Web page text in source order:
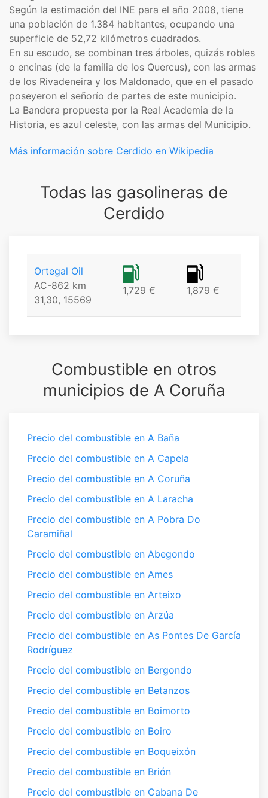
Según la estimación del INE para el año 2008, tiene
una población de 1.384 habitantes, ocupando una
superficie de 52,72 kilómetros cuadrados.
En su escudo, se combinan tres árboles, quizás robles
o encinas (de la familia de los Quercus), con las armas
de los Rivadeneira y los Maldonado, que en el pasado
poseyeron el señorío de partes de este municipio.
La Bandera propuesta por la Real Academia de la
Historia, es azul celeste, con las armas del Municipio.
Más información sobre Cerdido en Wikipedia
Todas las gasolineras de
Cerdido
Ortegal Oil
AC-862 km
31,30, 15569
1,729 € 1,879 €
Combustible en otros
municipios de A Coruña
Precio del combustible en A Baña
Precio del combustible en A Capela
Precio del combustible en A Coruña
Precio del combustible en A Laracha
Precio del combustible en A Pobra Do
Caramiñal
Precio del combustible en Abegondo
Precio del combustible en Ames
Precio del combustible en Arteixo
Precio del combustible en Arzúa
Precio del combustible en As Pontes De García
Rodríguez
Precio del combustible en Bergondo
Precio del combustible en Betanzos
Precio del combustible en Boimorto
Precio del combustible en Boiro
Precio del combustible en Boqueixón
Precio del combustible en Brión
Precio del combustible en Cabana De